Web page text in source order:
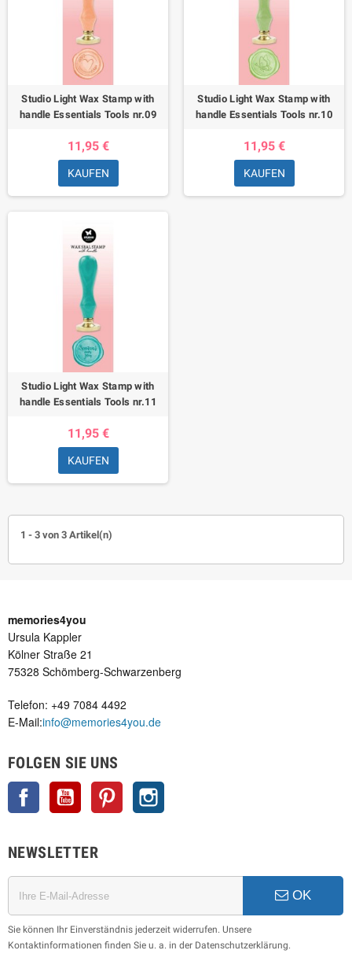
Studio Light Wax Stamp with
handle Essentials Tools nr.09
11,95 €
KAUFEN
Studio Light Wax Stamp with
handle Essentials Tools nr.10
11,95 €
KAUFEN
Studio Light Wax Stamp with
handle Essentials Tools nr.11
11,95 €
KAUFEN
1 - 3 von 3 Artikel(n)
memories4you
Ursula Kappler
Kölner Straße 21
75328 Schömberg-Schwarzenberg
Telefon: +49 7084 4492
E-Mail:info@memories4you.de
FOLGEN SIE UNS
Facebook YouTube Pinterest
NEWSLETTER
OK
Sie können Ihr Einverständnis jederzeit widerrufen. Unsere
Kontaktinformationen finden Sie u. a. in der Datenschutzerklärung.